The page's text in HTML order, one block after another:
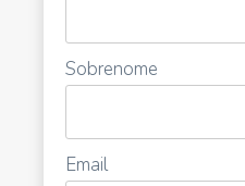
Sobrenome
Email